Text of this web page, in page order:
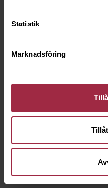
Statistik
Marknadsföring